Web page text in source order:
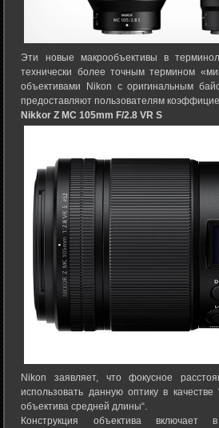
Эти новые макрообъективы в
технически более точным термином
объективами Nikon с оригинальным
предоставляют пользователям
Nikkor Z MC 105mm F/2.8 VR S
Nikon заявляет, что фокусное
использовать данную оптику в качестве
объектива средней длины“.
Конструкция объектива